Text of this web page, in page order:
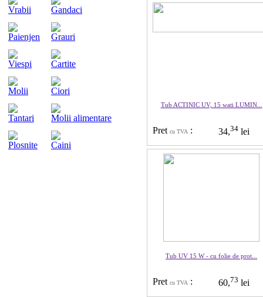
Vrabii Gandaci
Paienjen Grauri
Viespi Cartite
Molii Ciori
Tantari Molii alimentare
Plosnite Caini
Tub ACTINIC UV, 15 wati LUMIN...
Pret cu TVA : 34,34 lei
Tub UV 15 W - cu folie de prot...
Pret cu TVA : 60,73 lei